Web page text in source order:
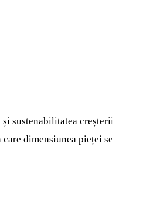
sustenabilitatea creșterii
dimensiunea pieței se